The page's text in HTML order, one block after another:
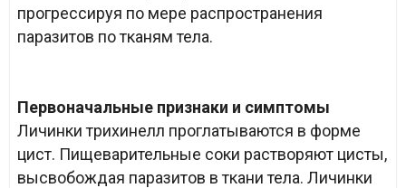
прогрессируя по мере распространения
паразитов по тканям тела.
Первоначальные признаки и симптомы
Личинки трихинелл проглатываются в форме
цист. Пищеварительные соки растворяют цисты,
высвобождая паразитов в ткани тела. Личинки